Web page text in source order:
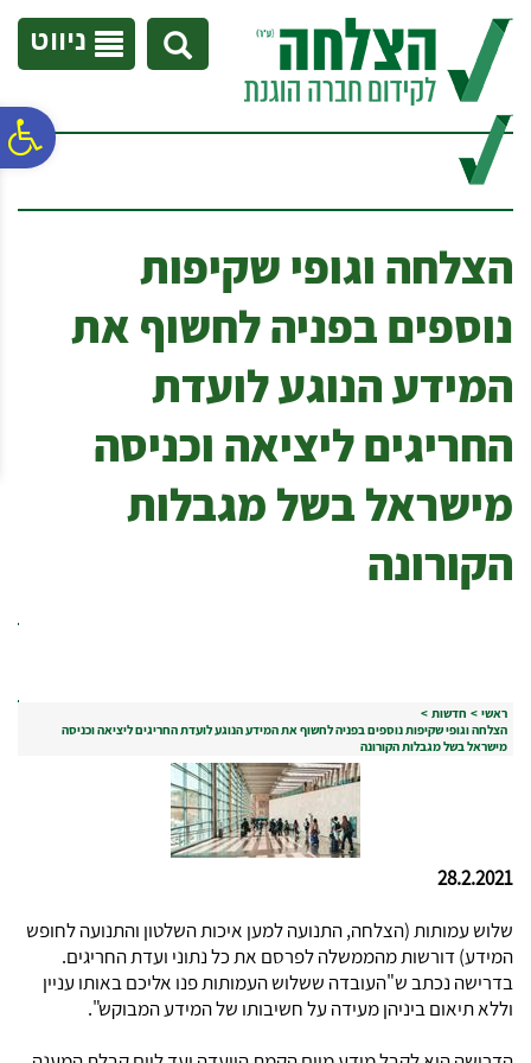
נגישות
אתר
המרכזי
ניווט
הצלחה וגופי שקיפות
נוספים בפניה לחשוף את
המידע הנוגע לועדת
החריגים ליציאה וכניסה
מישראל בשל מגבלות
הקורונה
ראשי > חדשות >
הצלחה וגופי שקיפות נוספים בפניה לחשוף את המידע הנוגע לועדת החריגים ליציאה וכניסה
מישראל בשל מגבלות הקורונה
28.2.2021
שלוש עמותות (הצלחה, התנועה למען איכות השלטון והתנועה לחופש
המידע) דורשות מהממשלה לפרסם את כל נתוני ועדת החריגים.
בדרישה נכתב ש"העובדה ששלוש העמותות פנו אליכם באותו עניין
וללא תיאום ביניהן מעידה על חשיבותו של המידע המבוקש".